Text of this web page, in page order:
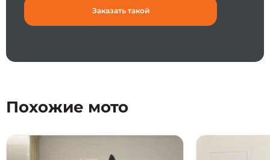
Заказать такой
Похожие мото